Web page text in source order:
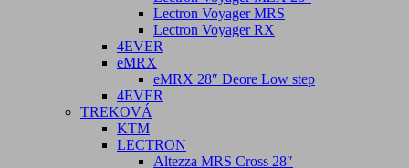
Lectron Voyager MRS
Lectron Voyager RX
4EVER
eMRX
eMRX 28″ Deore Low step
4EVER
TREKOVÁ
KTM
LECTRON
Altezza MRS Cross 28″